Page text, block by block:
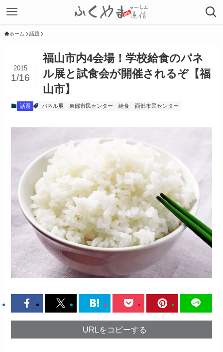
ホーム 話題
福山市内4会場！学校給食のパネ
ル展と試食会が開催されるぞ【福
山市】
2015
1/16
話題 パネル展 東部市民センター 給食 西部市民センター
URLをコピーする